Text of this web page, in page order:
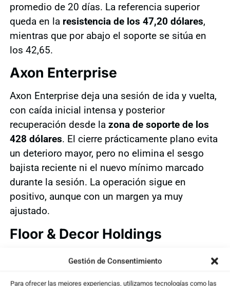
Gestión de Consentimiento
Para ofrecer las mejores experiencias, utilizamos tecnologías como las
promedio de 20 días. La referencia superior
queda en la resistencia de los 47,20 dólares,
mientras que por abajo el soporte se sitúa en
los 42,65.
Axon Enterprise
Axon Enterprise deja una sesión de ida y vuelta,
con caída inicial intensa y posterior
recuperación desde la zona de soporte de los
428 dólares. El cierre prácticamente plano evita
un deterioro mayor, pero no elimina el sesgo
bajista reciente ni el nuevo mínimo marcado
durante la sesión. La operación sigue en
positivo, aunque con un margen ya muy
ajustado.
Floor & Decor Holdings
Floor & Decor Holdings es el valor más